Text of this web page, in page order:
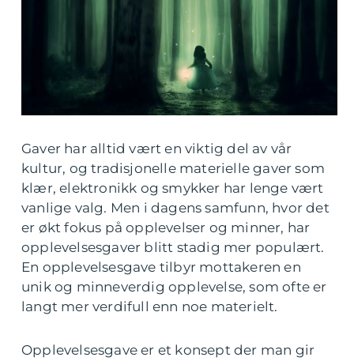
Gaver har alltid vært en viktig del av vår
kultur, og tradisjonelle materielle gaver som
klær, elektronikk og smykker har lenge vært
vanlige valg. Men i dagens samfunn, hvor det
er økt fokus på opplevelser og minner, har
opplevelsesgaver blitt stadig mer populært.
En opplevelsesgave tilbyr mottakeren en
unik og minneverdig opplevelse, som ofte er
langt mer verdifull enn noe materielt.
Opplevelsesgave er et konsept der man gir